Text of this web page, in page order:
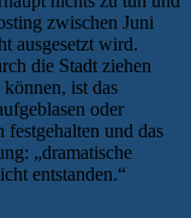
zwischen Juni
ausgesetzt wird.
die Stadt ziehen
ist das
oder
festgehalten und das
„dramatische
entstanden.“